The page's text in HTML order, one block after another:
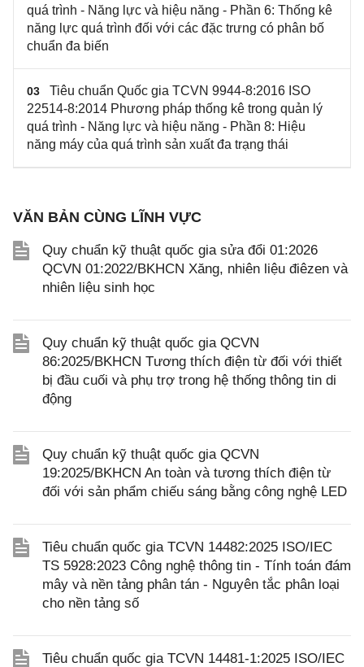
quá trình - Năng lực và hiệu năng - Phần 6: Thống kê
năng lực quá trình đối với các đặc trưng có phân bố
chuẩn đa biến
03
Tiêu chuẩn Quốc gia TCVN 9944-8:2016 ISO
22514-8:2014 Phương pháp thống kê trong quản lý
quá trình - Năng lực và hiệu năng - Phần 8: Hiệu
năng máy của quá trình sản xuất đa trạng thái
VĂN BẢN CÙNG LĨNH VỰC
Quy chuẩn kỹ thuật quốc gia sửa đổi 01:2026
QCVN 01:2022/BKHCN Xăng, nhiên liệu điêzen và
nhiên liệu sinh học
Quy chuẩn kỹ thuật quốc gia QCVN
86:2025/BKHCN Tương thích điện từ đối với thiết
bị đầu cuối và phụ trợ trong hệ thống thông tin di
động
Quy chuẩn kỹ thuật quốc gia QCVN
19:2025/BKHCN An toàn và tương thích điện từ
đối với sản phẩm chiếu sáng bằng công nghệ LED
Tiêu chuẩn quốc gia TCVN 14482:2025 ISO/IEC
TS 5928:2023 Công nghệ thông tin - Tính toán đám
mây và nền tảng phân tán - Nguyên tắc phân loại
cho nền tảng số
Tiêu chuẩn quốc gia TCVN 14481-1:2025 ISO/IEC